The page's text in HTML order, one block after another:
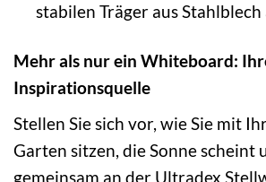
stabilen Träger aus
Mehr als nur ein Whiteboard:
Inspirationsquelle
Stellen Sie sich vor, wie Sie mit
Garten sitzen, die Sonne scheint
gemeinsam an der Ultradex